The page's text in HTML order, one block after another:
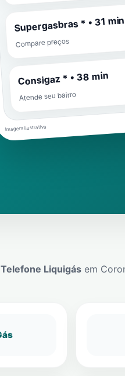
Supergasbras * • 31 min
Compare preços
Consigaz * • 38 min
Atende seu bairro
Imagem ilustrativa
Telefone Liquigás em